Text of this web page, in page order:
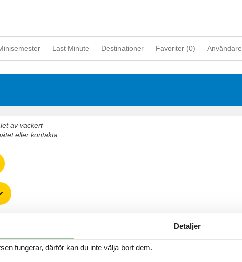
Last Minute Destinationer Favoriter (0) Användare
av vackert
eller kontakta
i en vacker stuga Nordjylland
Detaljer
fungerar, därför kan du inte välja bort dem.